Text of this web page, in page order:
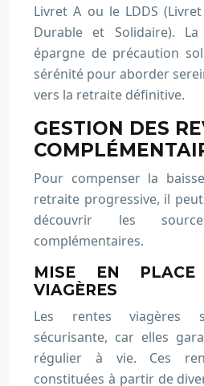
Livret A ou le LDDS
Durable et Solidaire).
épargne de précaution
sérénité pour aborder
vers la retraite définitive.
GESTION DES
Pour compenser la
retraite progressive, il
découvrir les
complémentaires.
MISE EN
VIAGÈRES
Les rentes viagères
sécurisante, car elles
régulier à vie. Ces
constituées à partir de